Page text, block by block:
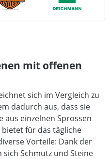
mit offenen
sich im Vergleich zu
dadurch aus, dass sie
aus einzelnen Sprossen
für das tägliche
Vorteile: Dank der
Schmutz und Steine